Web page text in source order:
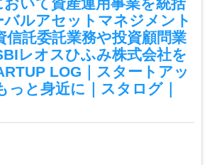
ルアセットマネジメント
信託委託業務や投資顧問業
レオスひふみ株式会社を
LOG｜スタートアッ
っと身近に｜スタログ｜